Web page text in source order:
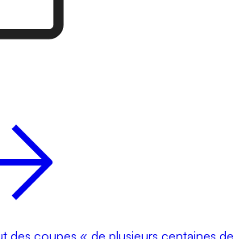
des coupes « de plusieurs centaines de